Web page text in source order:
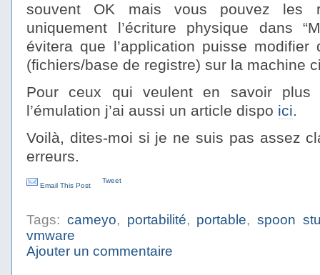
souvent OK mais vous pouvez les
uniquement l’écriture physique dans
évitera que l’application puisse modifier
(fichiers/base de registre) sur la machine
Pour ceux qui veulent en savoir plus
l’émulation j’ai aussi un article dispo ici.
Voilà, dites-moi si je ne suis pas assez
erreurs.
Email This Post
Tweet
Tags: cameyo, portabilité, portable,spoon
vmware
Ajouter un commentaire